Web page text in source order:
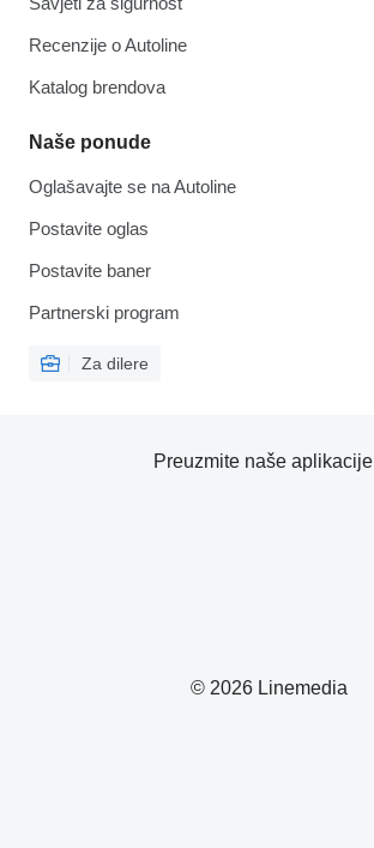
Recenzije o Autoline
Katalog brendova
Naše ponude
Oglašavajte se na Autoline
Postavite oglas
Postavite baner
Partnerski program
Za dilere
© 2026 Linemedia
Preuzmite naše aplikacije